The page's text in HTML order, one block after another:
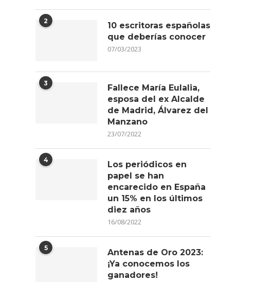
2
10 escritoras españolas
que deberías conocer
07/03/2023
3
Fallece María Eulalia,
esposa del ex Alcalde
de Madrid, Álvarez del
Manzano
23/07/2022
4
Los periódicos en
papel se han
encarecido en España
un 15% en los últimos
diez años
16/08/2022
5
Antenas de Oro 2023:
¡Ya conocemos los
ganadores!